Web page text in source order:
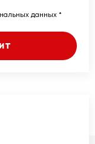
данных *